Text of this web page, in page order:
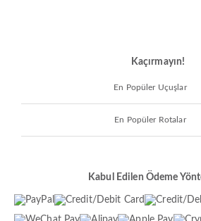
Kaçırmayın!
En Popüler Uçuşlar
En Popüler Rotalar
Kabul Edilen Ödeme